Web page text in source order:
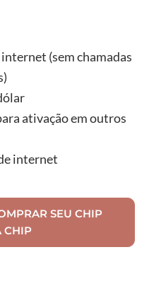
(sem chamadas
ativação em outros
internet
SEU CHIP
CHIP